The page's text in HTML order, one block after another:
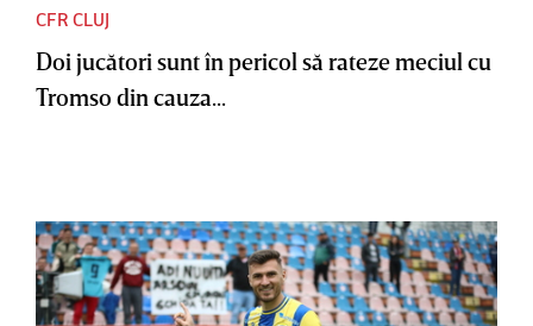
CFR CLUJ
Doi jucători sunt în pericol să rateze meciul cu
Tromso din cauza...